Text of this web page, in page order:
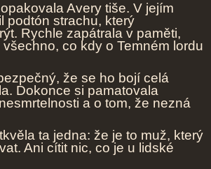
Avery tiše. V jejím
podtón strachu, který
Rychle zapátrala v paměti,
co kdy o Temném lordu
že se ho bojí celá
Dokonce si pamatovala
a o tom, že nezná
ta jedna: že je to muž, který
Ani cítit nic, co je u lidské